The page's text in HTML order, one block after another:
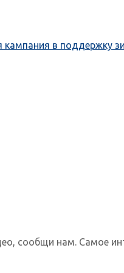
в поддержку
сообщи нам. Самое